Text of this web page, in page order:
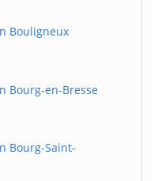
Bouligneux
Bourg-en-Bresse
Bourg-Saint-